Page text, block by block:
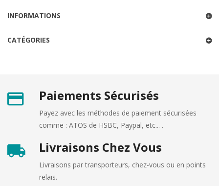
INFORMATIONS
CATÉGORIES
Paiements Sécurisés
Payez avec les méthodes de paiement sécurisées
comme : ATOS de HSBC, Paypal, etc... .
Livraisons Chez Vous
Livraisons par transporteurs, chez-vous ou en points
relais.